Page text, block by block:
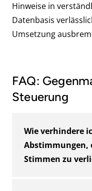
Hinweise in
Datenbasis
Umsetzung
FAQ:
Steuerung
Wie verhindere
Abstimmungen,
Stimmen zu